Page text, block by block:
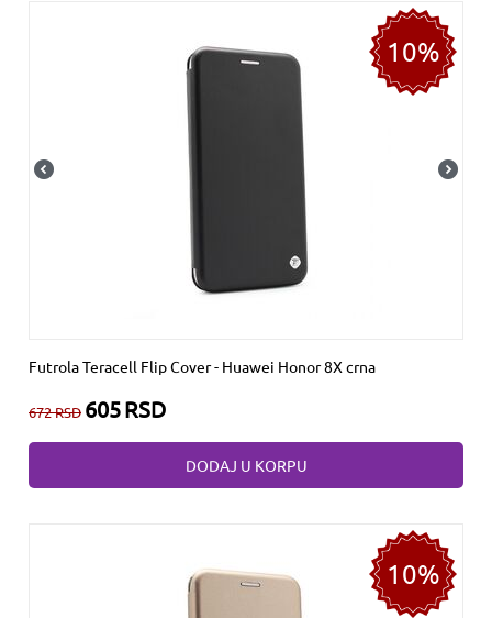
10%
Futrola Teracell Flip Cover - Huawei Honor 8X crna
672RSD 605RSD
DODAJ U KORPU
10%